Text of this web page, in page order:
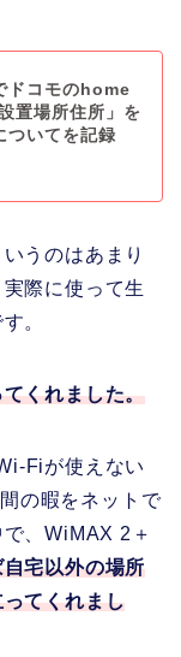
ドコモのhome
置場所住所」を
ついてを記録
うのはあまり
際に使って生
。
くれました。
Fiが使えない
の暇をネットで
、WiMAX 2＋
宅以外の場所
てくれまし